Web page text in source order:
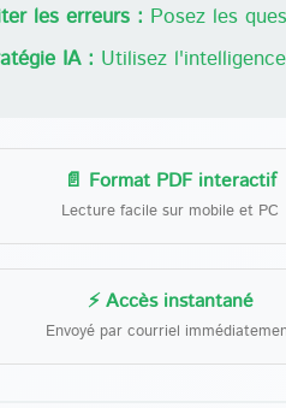
les erreurs : Posez les
IA : Utilisez
📄 Format PDF interactif
Lecture facile sur mobile et PC
⚡ Accès instantané
Envoyé par courriel